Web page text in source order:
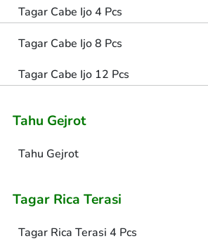
Tagar Cabe Ijo 4 Pcs
Tagar Cabe Ijo 8 Pcs
Tagar Cabe Ijo 12 Pcs
Tahu Gejrot
Tahu Gejrot
Tagar Rica Terasi
Tagar Rica Terasi 4 Pcs